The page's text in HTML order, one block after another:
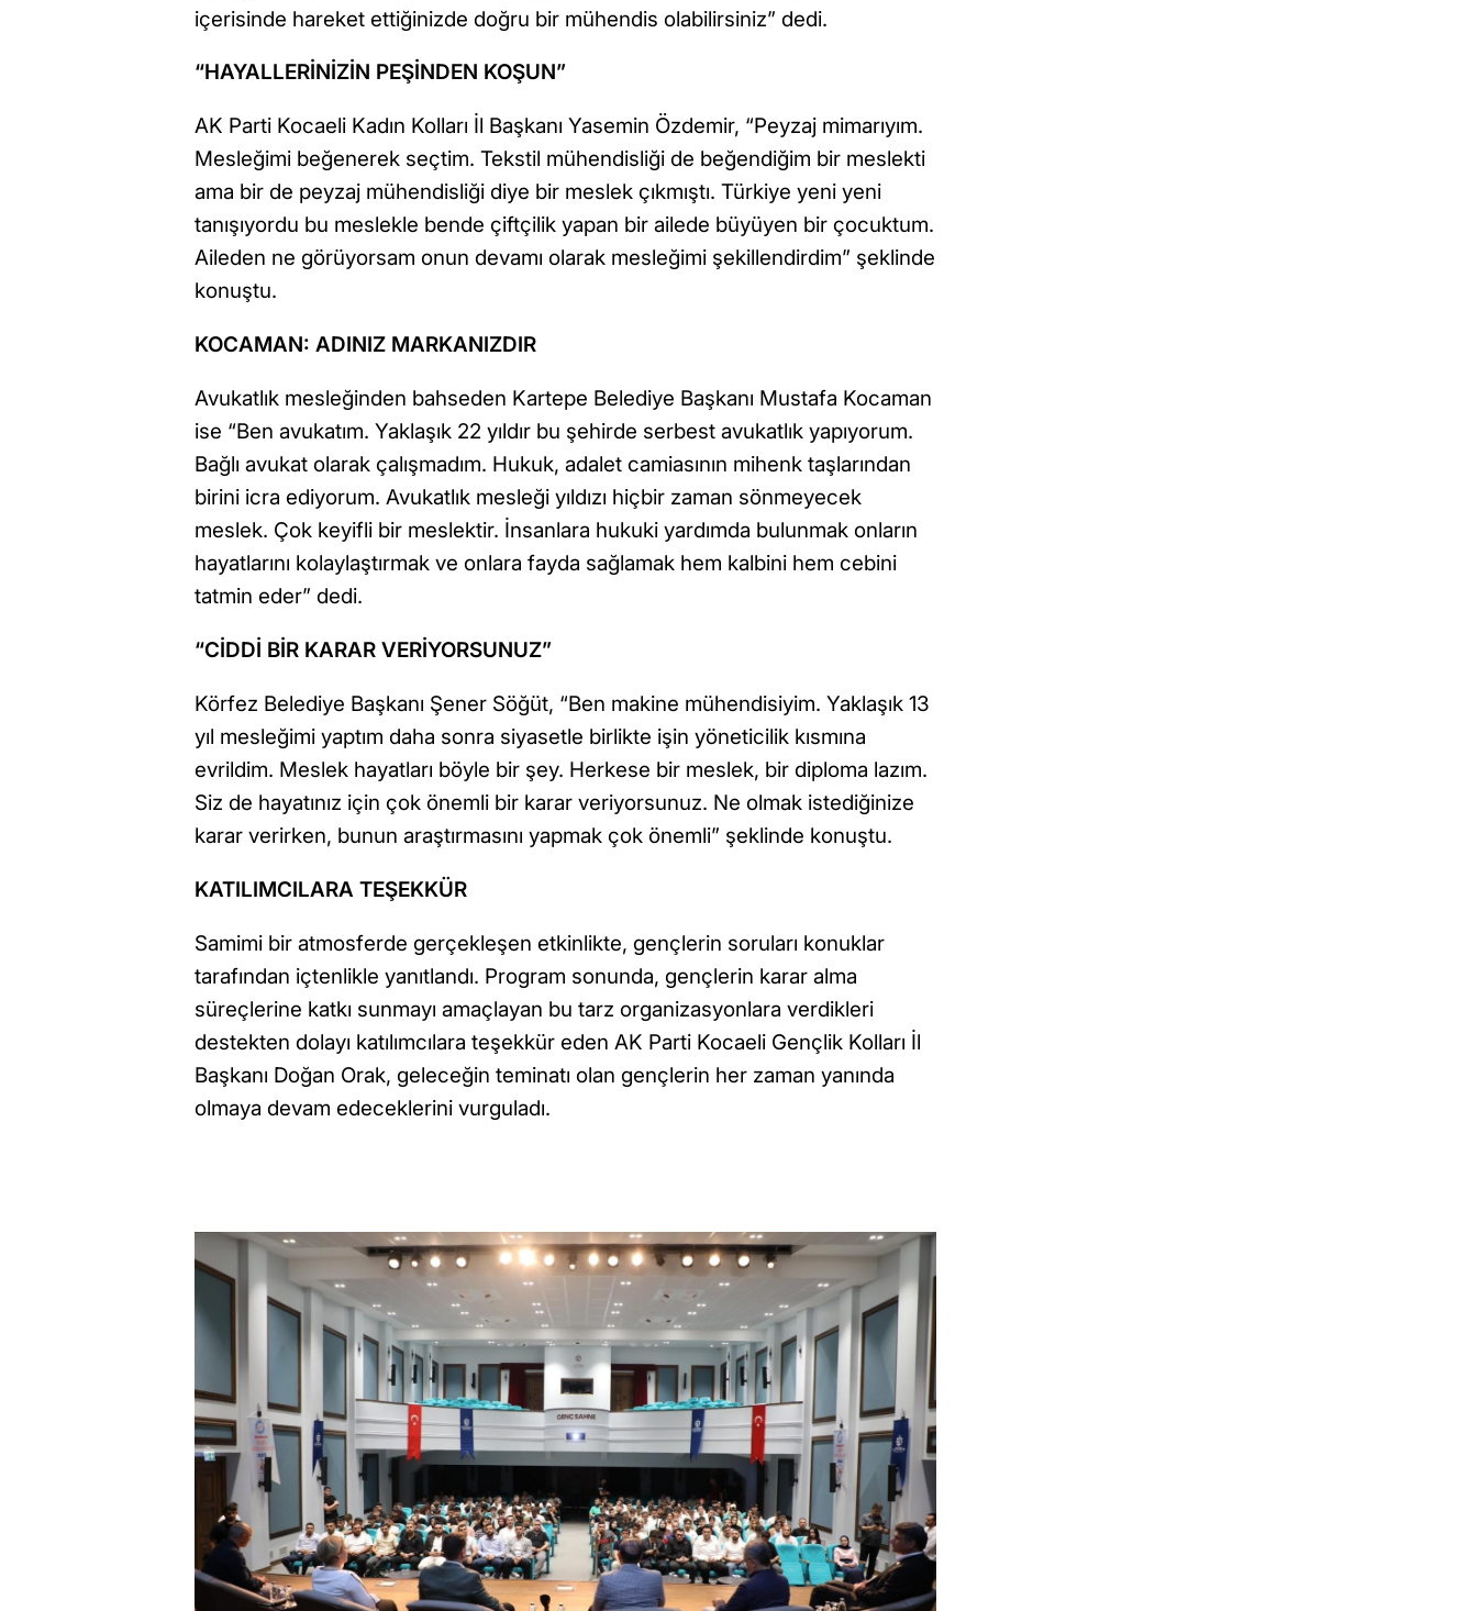
içerisinde hareket ettiğinizde doğru bir mühendis olabilirsiniz” dedi.
“HAYALLERİNİZİN PEŞİNDEN KOŞUN”
AK Parti Kocaeli Kadın Kolları İl Başkanı Yasemin Özdemir, “Peyzaj mimarıyım.
Mesleğimi beğenerek seçtim. Tekstil mühendisliği de beğendiğim bir meslekti
ama bir de peyzaj mühendisliği diye bir meslek çıkmıştı. Türkiye yeni yeni
tanışıyordu bu meslekle bende çiftçilik yapan bir ailede büyüyen bir çocuktum.
Aileden ne görüyorsam onun devamı olarak mesleğimi şekillendirdim” şeklinde
konuştu.
KOCAMAN: ADINIZ MARKANIZDIR
Avukatlık mesleğinden bahseden Kartepe Belediye Başkanı Mustafa Kocaman
ise “Ben avukatım. Yaklaşık 22 yıldır bu şehirde serbest avukatlık yapıyorum.
Bağlı avukat olarak çalışmadım. Hukuk, adalet camiasının mihenk taşlarından
birini icra ediyorum. Avukatlık mesleği yıldızı hiçbir zaman sönmeyecek
meslek. Çok keyifli bir meslektir. İnsanlara hukuki yardımda bulunmak onların
hayatlarını kolaylaştırmak ve onlara fayda sağlamak hem kalbini hem cebini
tatmin eder” dedi.
“CİDDİ BİR KARAR VERİYORSUNUZ”
Körfez Belediye Başkanı Şener Söğüt, “Ben makine mühendisiyim. Yaklaşık 13
yıl mesleğimi yaptım daha sonra siyasetle birlikte işin yöneticilik kısmına
evrildim. Meslek hayatları böyle bir şey. Herkese bir meslek, bir diploma lazım.
Siz de hayatınız için çok önemli bir karar veriyorsunuz. Ne olmak istediğinize
karar verirken, bunun araştırmasını yapmak çok önemli” şeklinde konuştu.
KATILIMCILARA TEŞEKKÜR
Samimi bir atmosferde gerçekleşen etkinlikte, gençlerin soruları konuklar
tarafından içtenlikle yanıtlandı. Program sonunda, gençlerin karar alma
süreçlerine katkı sunmayı amaçlayan bu tarz organizasyonlara verdikleri
destekten dolayı katılımcılara teşekkür eden AK Parti Kocaeli Gençlik Kolları İl
Başkanı Doğan Orak, geleceğin teminatı olan gençlerin her zaman yanında
olmaya devam edeceklerini vurguladı.